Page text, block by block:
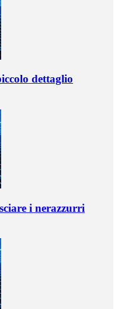
dettaglio
i nerazzurri